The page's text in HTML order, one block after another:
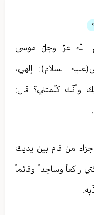
الله عزّ وجلّ موسى
السلام): إلهي،
وأنّك كلّمتني؟ قال:
من قام بين يديك
راكعاً وساجداً وقائماً